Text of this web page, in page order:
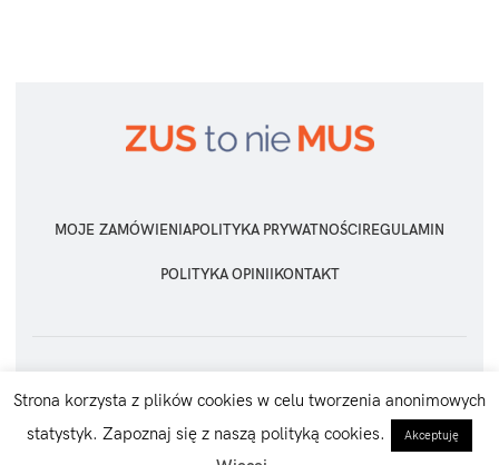
MOJE ZAMÓWIENIAPOLITYKA PRYWATNOŚCI REGULAMIN
POLITYKA OPINII KONTAKT
Strona korzysta z plików cookies w celu tworzenia anonimowych
statystyk. Zapoznaj się z naszą polityką cookies.
Akceptuję